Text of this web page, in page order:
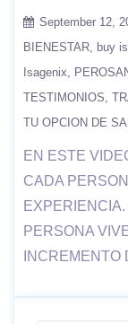
September 12,
BIENESTAR
buy
Isagenix
TESTIMONIOS
TU OPCION DE
EN ESTE
CADA
PERSONA